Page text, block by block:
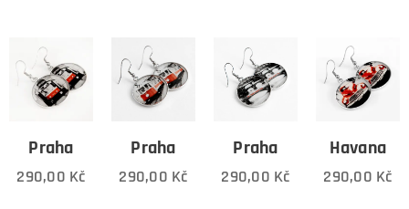
Praha
290,00 Kč
Praha
290,00 Kč
Praha
290,00 Kč
Havana
290,00 Kč